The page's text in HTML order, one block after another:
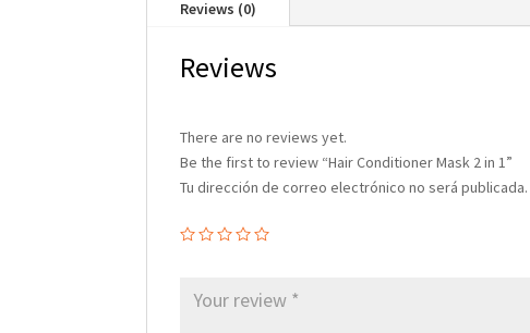
Reviews (0)
Reviews
There are no reviews yet.
Be the first to review “Hair Conditioner Mask 2 in 1”
Tu dirección de correo electrónico no será publicada.